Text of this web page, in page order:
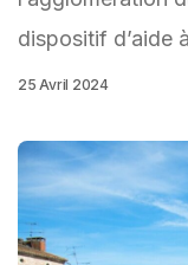
dispositif d’aide
25 Avril 2024